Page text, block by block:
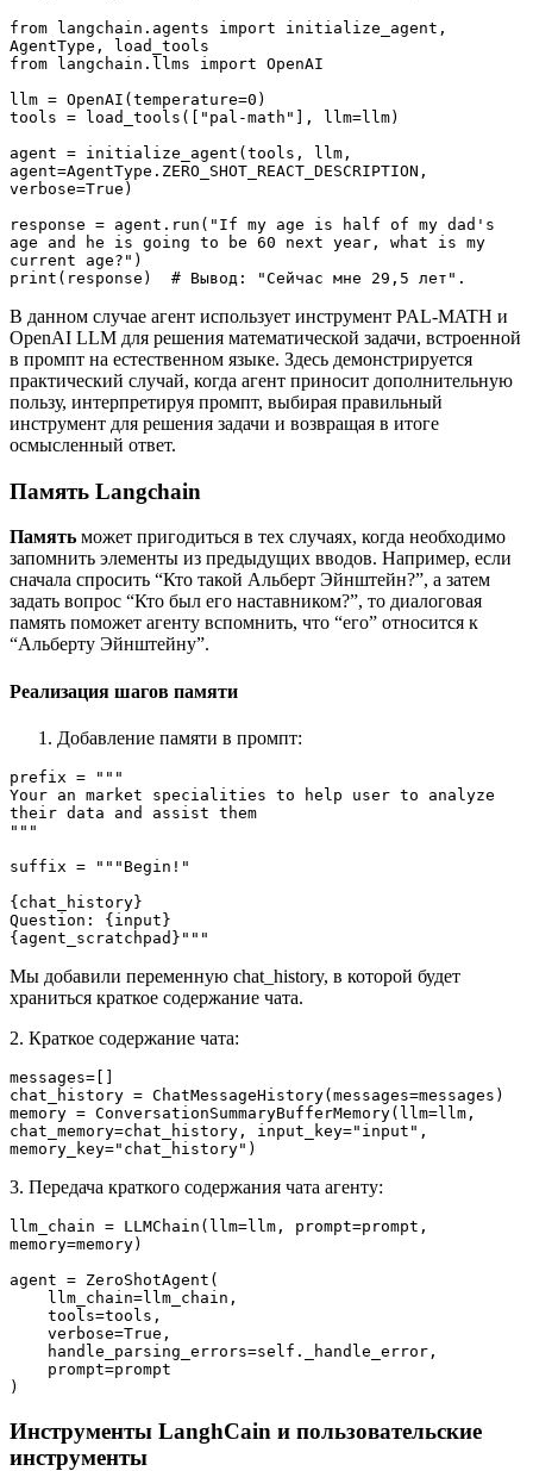
from langchain.agents import initialize_agent,
AgentType, load_tools
from langchain.llms import OpenAI
llm = OpenAI(temperature=0)
tools = load_tools(["pal-math"], llm=llm)
agent = initialize_agent(tools, llm,
agent=AgentType.ZERO_SHOT_REACT_DESCRIPTION,
verbose=True)
response = agent.run("If my age is half of my dad's
age and he is going to be 60 next year, what is my
current age?")
print(response)  # Вывод: "Сейчас мне 29,5 лет".
В данном случае агент использует инструмент PAL-MATH и
OpenAI LLM для решения математической задачи, встроенной
в промпт на естественном языке. Здесь демонстрируется
практический случай, когда агент приносит дополнительную
пользу, интерпретируя промпт, выбирая правильный
инструмент для решения задачи и возвращая в итоге
осмысленный ответ.
Память Langchain
Память может пригодиться в тех случаях, когда необходимо
запомнить элементы из предыдущих вводов. Например, если
сначала спросить “Кто такой Альберт Эйнштейн?”, а затем
задать вопрос “Кто был его наставником?”, то диалоговая
память поможет агенту вспомнить, что “его” относится к
“Альберту Эйнштейну”.
Реализация шагов памяти
Добавление памяти в промпт:
prefix = """
Your an market specialities to help user to analyze
their data and assist them
"""
suffix = """Begin!"
{chat_history}
Question: {input}
{agent_scratchpad}"""
Мы добавили переменную chat_history, в которой будет
храниться краткое содержание чата.
2. Краткое содержание чата:
messages=[]
chat_history = ChatMessageHistory(messages=messages)
memory = ConversationSummaryBufferMemory(llm=llm,
chat_memory=chat_history, input_key="input",
memory_key="chat_history")
3. Передача краткого содержания чата агенту:
llm_chain = LLMChain(llm=llm, prompt=prompt,
memory=memory)
agent = ZeroShotAgent(
    llm_chain=llm_chain,
    tools=tools,
    verbose=True,
    handle_parsing_errors=self._handle_error,
    prompt=prompt
)
Инструменты LanghCain и пользовательские
инструменты